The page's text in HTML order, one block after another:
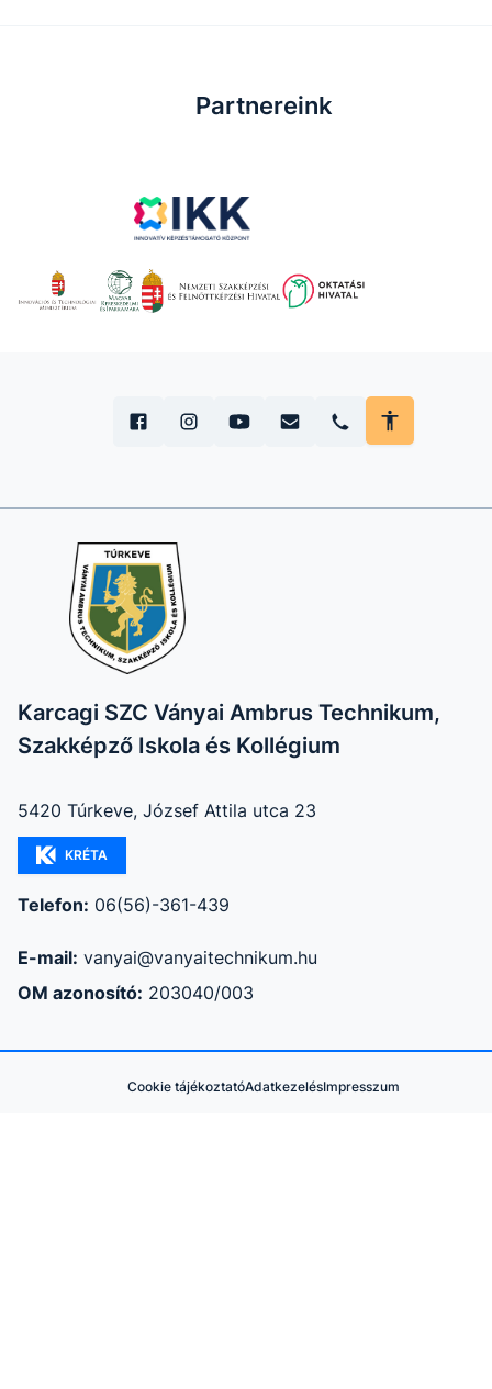
Partnereink
Karcagi SZC Ványai Ambrus Technikum,
Szakképző Iskola és Kollégium
5420 Túrkeve, József Attila utca 23
KRÉTA
Telefon: 06(56)-361-439
E-mail: vanyai@vanyaitechnikum.hu
OM azonosító: 203040/003
Cookie tájékoztatóAdatkezelésImpresszum